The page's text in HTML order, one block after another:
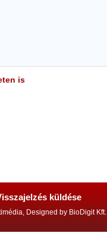
is
küldése
Designed by BioDigit Kft.